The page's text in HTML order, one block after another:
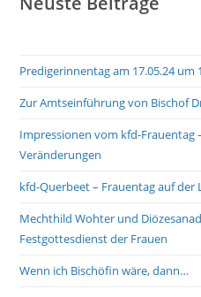
Predigerinnentag am 17.05.24 um
Zur Amtseinführung von Bischof
Impressionen vom kfd-Frauentag
Veränderungen
kfd-Querbeet – Frauentag auf der
Mechthild Wohter und
Festgottesdienst der Frauen
Wenn ich Bischöfin wäre, dann…